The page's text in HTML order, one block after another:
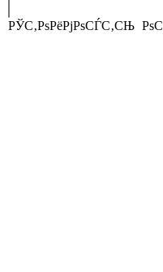
РЎС‚РѕРёРјРѕСЃС‚СЊ